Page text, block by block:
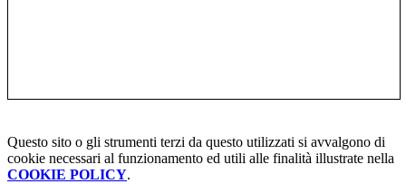
Questo sito o gli strumenti terzi da questo utilizzati si avvalgono di
cookie necessari al funzionamento ed utili alle finalità illustrate nella
COOKIE POLICY.